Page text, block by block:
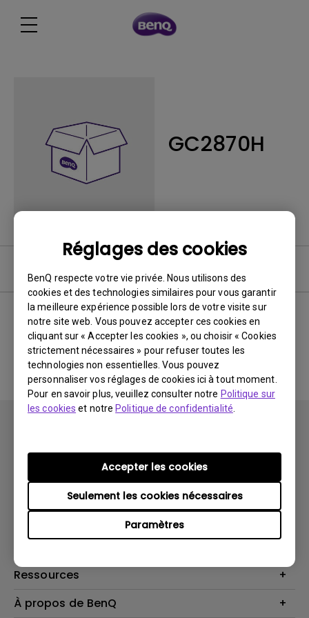
Réglages des cookies
BenQ respecte votre vie privée. Nous utilisons des
cookies et des technologies similaires pour vous garantir
la meilleure expérience possible lors de votre visite sur
notre site web. Vous pouvez accepter ces cookies en
cliquant sur « Accepter les cookies », ou choisir « Cookies
strictement nécessaires » pour refuser toutes les
technologies non essentielles. Vous pouvez
personnaliser vos réglages de cookies ici à tout moment.
Pour en savoir plus, veuillez consulter notre Politique sur
les cookies et notre Politique de confidentialité
Paramètres
Seulement les cookies nécessaires
Accepter les cookies
GC2870H
Aucune FAQ associée
Vidéoprojecteurs
Haut-parleur
Solutions
Contactez-nous
Recycling
Ressources
Centre de connaissances
À propos de BenQ